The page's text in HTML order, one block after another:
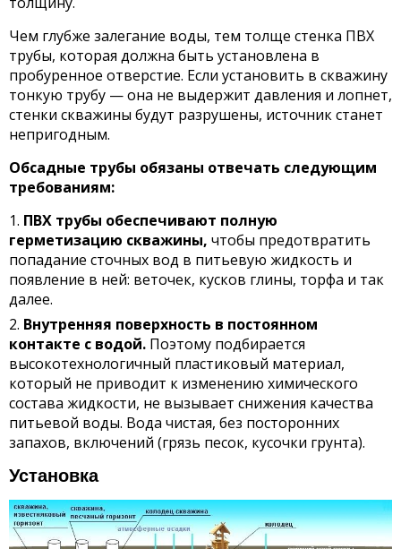
Чем глубже залегание воды, тем толще стенка ПВХ
трубы, которая должна быть установлена в
пробуренное отверстие. Если установить в скважину
тонкую трубу — она не выдержит давления и лопнет,
стенки скважины будут разрушены, источник станет
непригодным.
Обсадные трубы обязаны отвечать следующим
требованиям:
ПВХ трубы обеспечивают полную
герметизацию скважины, чтобы предотвратить
попадание сточных вод в питьевую жидкость и
появление в ней: веточек, кусков глины, торфа и так
далее.
Внутренняя поверхность в постоянном
контакте с водой. Поэтому подбирается
высокотехнологичный пластиковый материал,
который не приводит к изменению химического
состава жидкости, не вызывает снижения качества
питьевой воды. Вода чистая, без посторонних
запахов, включений (грязь песок, кусочки грунта).
Установка